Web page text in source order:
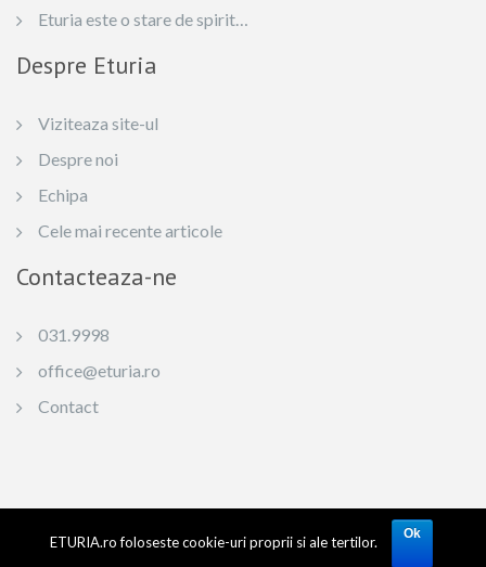
Eturia este o stare de spirit…
Despre Eturia
Viziteaza site-ul
Despre noi
Echipa
Cele mai recente articole
Contacteaza-ne
031.9998
office@eturia.ro
Contact
© 2024 | SC ETURIA SRL Licenta de turism: 1362, TIDS: 96-0 6379 6 Capital social:
50.000 RON Reg. Com.: J27/908/2007 CUI: RO 22067680. Toate drepturile rezervate.
Materialele postate pe blogul Eturia (texte si fotografii) ne apartin in totalitate si se
ETURIA.ro foloseste cookie-uri proprii si ale tertilor. Ok